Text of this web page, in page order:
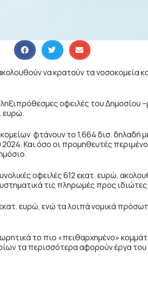
να κρατούν τα νοσοκομεία
οφειλές του Δημοσίου
ευρώ.
φτάνουν το 1,664 δισ. δηλαδή
Και όσο οι προμηθευτές
οφειλές 612 εκατ. ευρώ,
τις πληρωμές προς
ευρώ, ενώ τα λοιπά νομικά
το πιο «πειθαρχημένο»
τα περισσότερα αφορούν έργα